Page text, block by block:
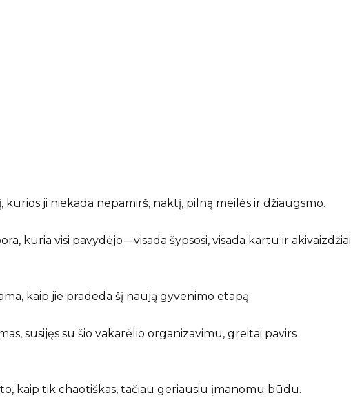
ji niekada nepamirš, naktį, pilną meilės ir džiaugsmo.
kuria visi pavydėjo—visada šypsosi, visada kartu ir akivaizdžiai
kaip jie pradeda šį naują gyvenimo etapą.
susijęs su šio vakarėlio organizavimu, greitai pavirs
kaip tik chaotiškas, tačiau geriausiu įmanomu būdu.